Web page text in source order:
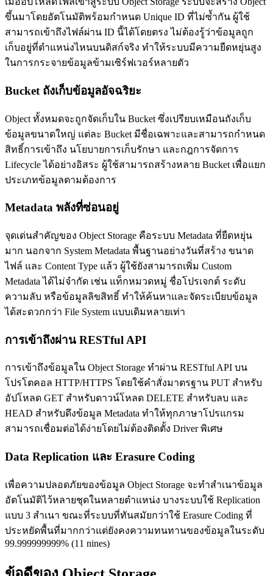
ขึ้นมาโดยอัตโนมัติพร้อมกำหนด Unique ID ที่ไม่ซ้ำกัน ผู้ใช้
สามารถเข้าถึงไฟล์ผ่าน ID นี้ได้โดยตรง ไม่ต้องรู้ว่าข้อมูลถูก
เก็บอยู่ที่ตำแหน่งไหนบนดิสก์จริง ทำให้ระบบมีความยืดหยุ่นสูง
ในการกระจายข้อมูลข้ามเซิร์ฟเวอร์หลายตัว
Bucket ถังเก็บข้อมูลอัจฉริยะ
Object ทั้งหมดจะถูกจัดเก็บใน Bucket ซึ่งเปรียบเหมือนถังเก็บ
ข้อมูลขนาดใหญ่ แต่ละ Bucket มีชื่อเฉพาะและสามารถกำหนด
สิทธิ์การเข้าถึง นโยบายการเก็บรักษา และกฎการจัดการ
Lifecycle ได้อย่างอิสระ ผู้ใช้สามารถสร้างหลาย Bucket เพื่อแยก
ประเภทข้อมูลตามต้องการ
Metadata พลังที่ซ่อนอยู่
จุดเด่นสำคัญของ Object Storage คือระบบ Metadata ที่ยืดหยุ่น
มาก นอกจาก System Metadata พื้นฐานอย่างวันที่สร้าง ขนาด
ไฟล์ และ Content Type แล้ว ผู้ใช้ยังสามารถเพิ่ม Custom
Metadata ได้ไม่จำกัด เช่น แท็กหมวดหมู่ ชื่อโปรเจกต์ ระดับ
ความลับ หรือข้อมูลลิขสิทธิ์ ทำให้ค้นหาและจัดระเบียบข้อมูล
ได้สะดวกกว่า File System แบบเดิมหลายเท่า
การเข้าถึงผ่าน RESTful API
การเข้าถึงข้อมูลใน Object Storage ทำผ่าน RESTful API บน
โปรโตคอล HTTP/HTTPS โดยใช้คำสั่งมาตรฐาน PUT สำหรับ
อัปโหลด GET สำหรับดาวน์โหลด DELETE สำหรับลบ และ
HEAD สำหรับดึงข้อมูล Metadata ทำให้ทุกภาษาโปรแกรม
สามารถเชื่อมต่อได้ง่ายโดยไม่ต้องติดตั้ง Driver พิเศษ
Data Replication และ Erasure Coding
เพื่อความปลอดภัยของข้อมูล Object Storage จะทำสำเนาข้อมูล
อัตโนมัติไว้หลายชุดในหลายตำแหน่ง บางระบบใช้ Replication
แบบ 3 สำเนา ขณะที่ระบบที่ทันสมัยกว่าใช้ Erasure Coding ที่
ประหยัดพื้นที่มากกว่าแต่ยังคงความทนทานของข้อมูลในระดับ
99.999999999% (11 nines)